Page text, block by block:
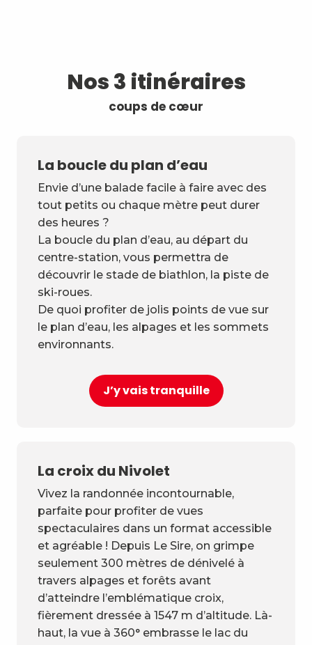
Nos 3 itinéraires
coups de cœur
La boucle du plan d’eau
Envie d’une balade facile à faire avec des
tout petits ou chaque mètre peut durer
des heures ?
La boucle du plan d’eau, au départ du
centre-station, vous permettra de
découvrir le stade de biathlon, la piste de
ski-roues.
De quoi profiter de jolis points de vue sur
le plan d’eau, les alpages et les sommets
environnants.
J’y vais tranquille
La croix du Nivolet
Vivez la randonnée incontournable,
parfaite pour profiter de vues
spectaculaires dans un format accessible
et agréable ! Depuis Le Sire, on grimpe
seulement 300 mètres de dénivelé à
travers alpages et forêts avant
d’atteindre l’emblématique croix,
fièrement dressée à 1547 m d’altitude. Là-
haut, la vue à 360° embrasse le lac du